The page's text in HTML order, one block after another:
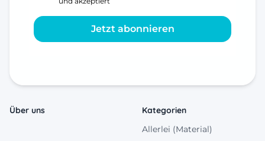
Jetzt abonnieren
Über uns
Kategorien
Allerlei (Material)